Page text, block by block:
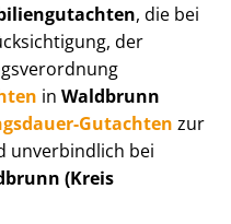
, die bei
der
in Waldbrunn
Gutachten zur
unverbindlich bei
(Kreis